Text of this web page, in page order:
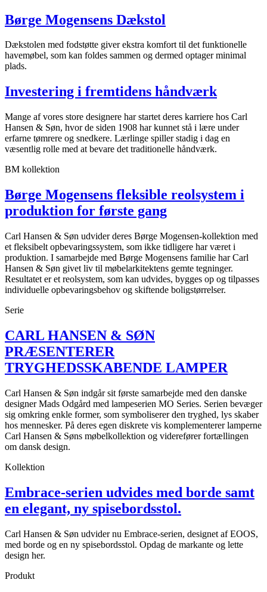
Børge Mogensens Dækstol
Dækstolen med fodstøtte giver ekstra komfort til det funktionelle
havemøbel, som kan foldes sammen og dermed optager minimal
plads.
Investering i fremtidens håndværk
Mange af vores store designere har startet deres karriere hos Carl
Hansen & Søn, hvor de siden 1908 har kunnet stå i lære under
erfarne tømrere og snedkere. Lærlinge spiller stadig i dag en
væsentlig rolle med at bevare det traditionelle håndværk.
BM kollektion
Børge Mogensens fleksible reolsystem i
produktion for første gang
Carl Hansen & Søn udvider deres Børge Mogensen-kollektion med
et fleksibelt opbevaringssystem, som ikke tidligere har været i
produktion. I samarbejde med Børge Mogensens familie har Carl
Hansen & Søn givet liv til møbelarkitektens gemte tegninger.
Resultatet er et reolsystem, som kan udvides, bygges op og tilpasses
individuelle opbevaringsbehov og skiftende boligstørrelser.
Serie
CARL HANSEN & SØN
PRÆSENTERER
TRYGHEDSSKABENDE LAMPER
Carl Hansen & Søn indgår sit første samarbejde med den danske
designer Mads Odgård med lampeserien MO Series. Serien bevæger
sig omkring enkle former, som symboliserer den tryghed, lys skaber
hos mennesker. På deres egen diskrete vis komplementerer lamperne
Carl Hansen & Søns møbelkollektion og viderefører fortællingen
om dansk design.
Kollektion
Embrace-serien udvides med borde samt
en elegant, ny spisebordsstol.
Carl Hansen & Søn udvider nu Embrace-serien, designet af EOOS,
med borde og en ny spisebordsstol. Opdag de markante og lette
design her.
Produkt